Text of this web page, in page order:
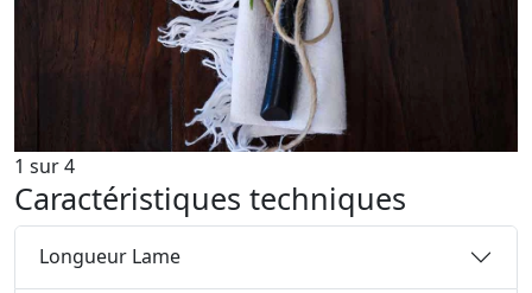
1 sur4
Caractéristiques techniques
Longueur Lame